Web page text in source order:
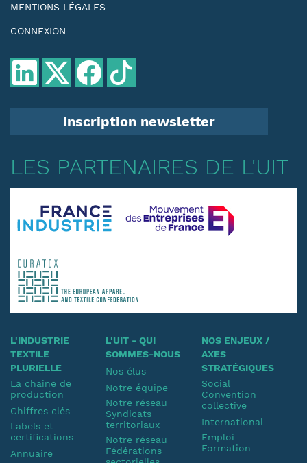
MENTIONS LÉGALES
CONNEXION
Inscription newsletter
LES PARTENAIRES DE L'UIT
L'INDUSTRIE
TEXTILE
PLURIELLE
La chaine de
production
Chiffres clés
Labels et
certifications
Annuaire
L'UIT - QUI
SOMMES-NOUS
Nos élus
Notre équipe
Notre réseau
Syndicats
territoriaux
Notre réseau
Fédérations
NOS ENJEUX /
AXES
STRATÉGIQUES
Social
Convention
collective
International
Emploi-
Formation